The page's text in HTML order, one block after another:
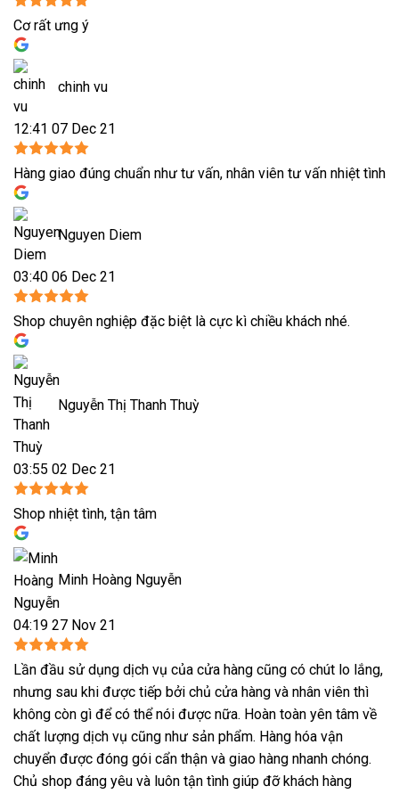
Cơ rất ưng ý
chinh vu
12:41 07 Dec 21
Hàng giao đúng chuẩn như tư vấn, nhân viên tư vấn nhiệt tình
Nguyen Diem
03:40 06 Dec 21
Shop chuyên nghiệp đặc biệt là cực kì chiều khách nhé.
Nguyễn Thị Thanh Thuỳ
03:55 02 Dec 21
Shop nhiệt tình, tận tâm
Minh Hoàng Nguyễn
04:19 27 Nov 21
Lần đầu sử dụng dịch vụ của cửa hàng cũng có chút lo lắng,
nhưng sau khi được tiếp bởi chủ cửa hàng và nhân viên thì
không còn gì để có thể nói được nữa. Hoàn toàn yên tâm về
chất lượng dịch vụ cũng như sản phẩm. Hàng hóa vận
chuyển được đóng gói cẩn thận và giao hàng nhanh chóng.
Chủ shop đáng yêu và luôn tận tình giúp đỡ khách hàng